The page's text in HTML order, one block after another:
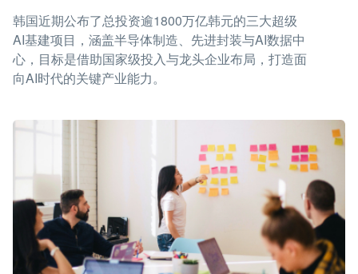
韩国近期公布了总投资逾1800万亿韩元的三大超级
AI基建项目，涵盖半导体制造、先进封装与AI数据中
心，目标是借助国家级投入与龙头企业布局，打造面
向AI时代的关键产业能力。